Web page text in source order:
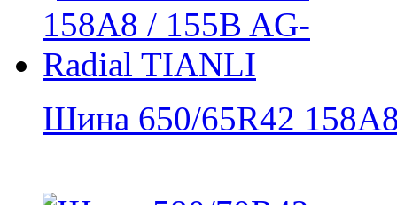
Шина 650/65R42